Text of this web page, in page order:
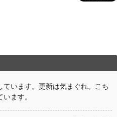
います。更新は気まぐれ。こち
ます。